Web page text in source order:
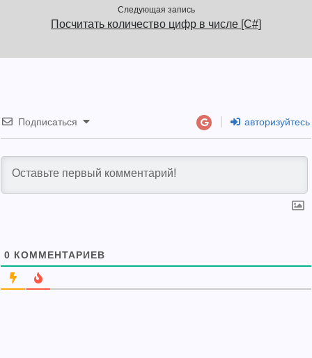
Следующая запись
Посчитать количество цифр в числе [C#]
Подписаться авторизуйтесь
0 КОММЕНТАРИЕВ